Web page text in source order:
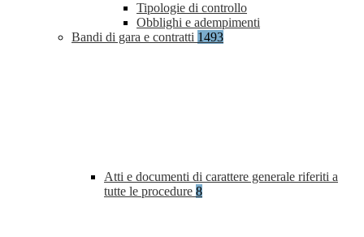
Tipologie di controllo
Obblighi e adempimenti
Bandi di gara e contratti 1493
Atti e documenti di carattere generale riferiti a
tutte le procedure 8